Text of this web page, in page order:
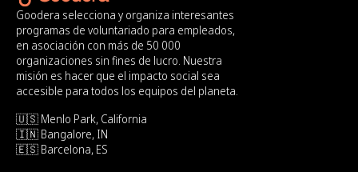
Goodera selecciona y organiza interesantes
programas de voluntariado para empleados,
en asociación con más de 50 000
organizaciones sin fines de lucro. Nuestra
misión es hacer que el impacto social sea
accesible para todos los equipos del planeta.
🇺🇸 Menlo Park, California
🇮🇳 Bangalore, IN
🇪🇸 Barcelona, ES